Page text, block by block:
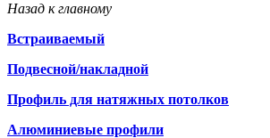
Назад к главному
Встраиваемый
Подвесной/накладной
Профиль для натяжных потолков
Алюминиевые профили